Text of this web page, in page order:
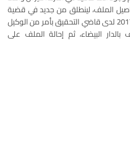
الملف، لينطلق من جديد في قضية
الاشتباه في ارتكاب جناية منذ 2017 لدى قاضي التحقيق بأمر من الوكيل
البيضاء، ثم إحالة الملف على